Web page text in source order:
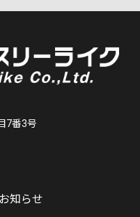
7番3号
お知らせ